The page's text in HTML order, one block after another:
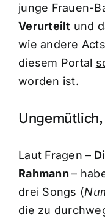
junge Frauen-
Verurteilt und
wie andere
diesem Portal
worden ist.
Laut Fragen –
Rahmann–
drei Songs (
die zu